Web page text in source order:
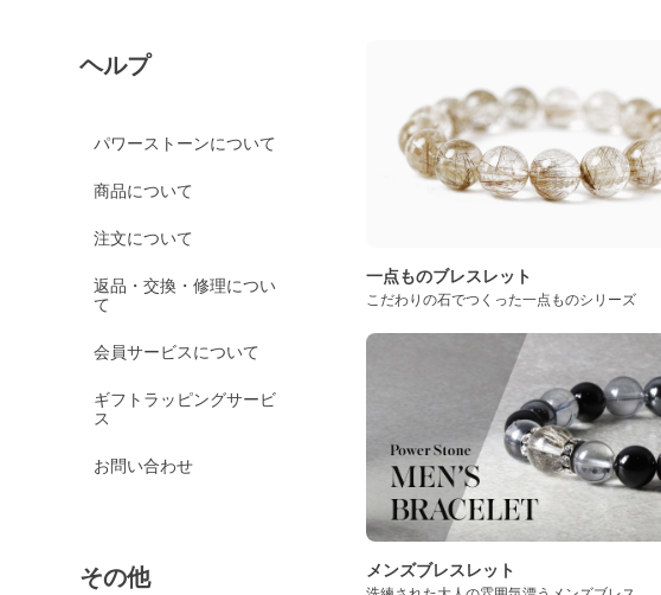
ヘルプ
パワーストーンについて
商品について
注文について
返品・交換・修理につい
て
会員サービスについて
ギフトラッピングサービ
ス
お問い合わせ
その他
一点ものブレスレット
こだわりの石でつくった一点ものシリーズ
メンズブレスレット